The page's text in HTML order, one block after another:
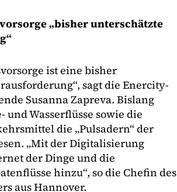
„bisher unterschätzte
ist eine bisher
sagt die Enercity-
Susanna Zapreva. Bislang
und Wasserflüsse sowie die
die „Pulsadern“ der
„Mit der Digitalisierung
der Dinge und die
hinzu“, so die Chefin des
aus Hannover.